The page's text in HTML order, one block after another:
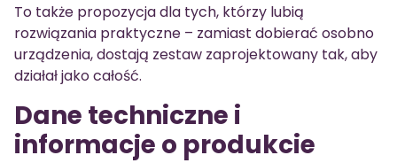
To także propozycja dla tych, którzy lubią
rozwiązania praktyczne – zamiast dobierać osobno
urządzenia, dostają zestaw zaprojektowany tak, aby
działał jako całość.
Dane techniczne i
informacje o produkcie